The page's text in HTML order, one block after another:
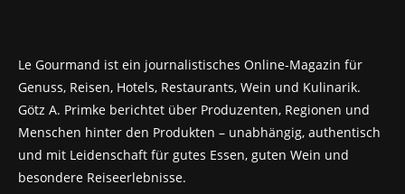
Le Gourmand ist ein journalistisches Online-Magazin für
Genuss, Reisen, Hotels, Restaurants, Wein und Kulinarik.
Götz A. Primke berichtet über Produzenten, Regionen und
Menschen hinter den Produkten – unabhängig, authentisch
und mit Leidenschaft für gutes Essen, guten Wein und
besondere Reiseerlebnisse.